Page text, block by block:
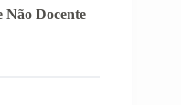
Não Docente